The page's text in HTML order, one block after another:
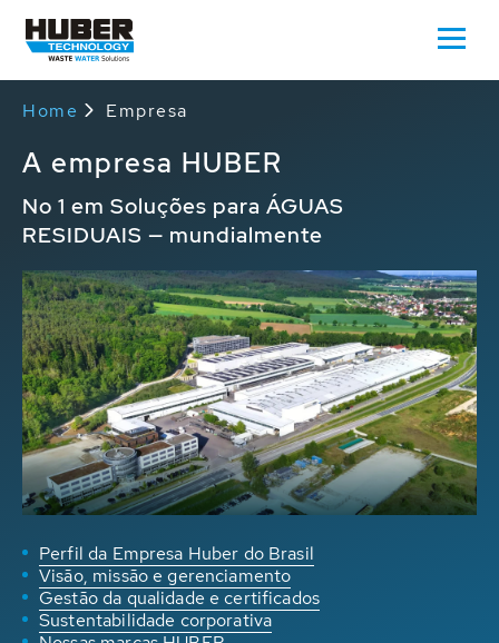
Home Empresa
A empresa HUBER
No 1 em Soluções para ÁGUAS
RESIDUAIS — mundialmente
Perfil da Empresa Huber do Brasil
Visão, missão e gerenciamento
Gestão da qualidade e certificados
Sustentabilidade corporativa